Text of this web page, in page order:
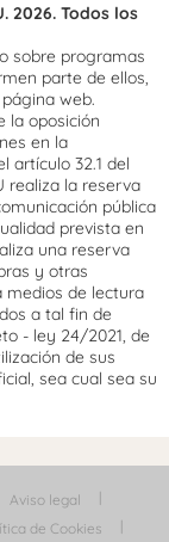
2026. Todos los
sobre programas
parte de ellos,
web.
la oposición
en la
artículo 32.1 del
realiza la reserva
pública
prevista en
una reserva
y otras
medios de lectura
a tal fin de
- ley 24/2021, de
de sus
sea cual sea su
Aviso legal
de Cookies